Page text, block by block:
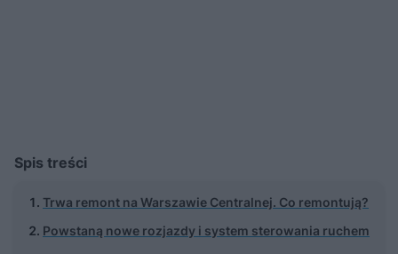
Spis treści
Trwa remont na Warszawie Centralnej. Co remontują?
Powstaną nowe rozjazdy i system sterowania ruchem